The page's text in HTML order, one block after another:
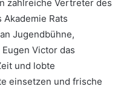
zahlreiche Vertreter des
Rats
Jugendbühne,
Victor das
und lobte
einsetzen und frische